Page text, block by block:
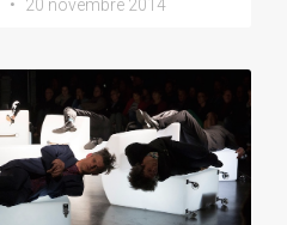
20 novembre 2014